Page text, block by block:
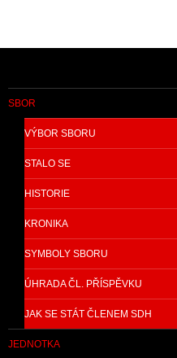
SBOR
VÝBOR SBORU
STALO SE
HISTORIE
KRONIKA
SYMBOLY SBORU
ÚHRADA ČL. PŘÍSPĚVKU
JAK SE STÁT ČLENEM SDH
JEDNOTKA